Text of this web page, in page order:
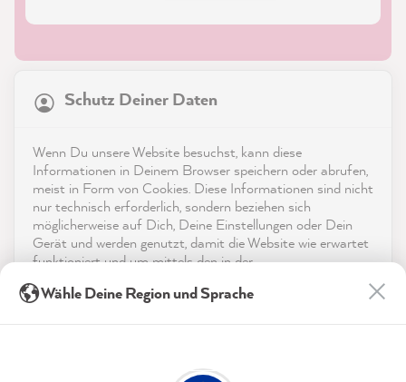
Service
Kontakt
Schutz Deiner Daten
Wenn Du unsere Website besuchst, kann diese
Informationen in Deinem Browser speichern oder abrufen,
meist in Form von Cookies. Diese Informationen sind nicht
nur technisch erforderlich, sondern beziehen sich
möglicherweise auf Dich, Deine Einstellungen oder Dein
Gerät und werden genutzt, damit die Website wie erwartet
funktioniert und um mittels den in der
der Webseite für deren Optimierung zu analysieren sowie
(jederzeit widerruflich) diesen Datenverarbeitungen
21.869Bewertungen
reviews-io
Verifizierter Kunde
MissPompadour Grün mit Salbei - Der Alles
Twitter
Wähle Deine Region und Sprache